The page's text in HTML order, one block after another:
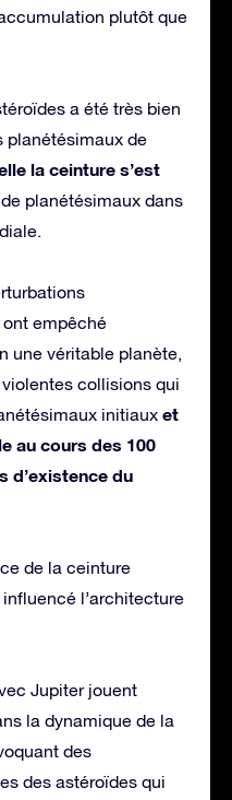
plutôt que
a été très bien
planétésimaux de
la ceinture s’est
planétésimaux dans
empêché
une véritable planète,
collisions qui
initiaux et
au cours des 100
d’existence du
de la ceinture
l’architecture
Jupiter jouent
la dynamique de la
des
des astéroïdes qui